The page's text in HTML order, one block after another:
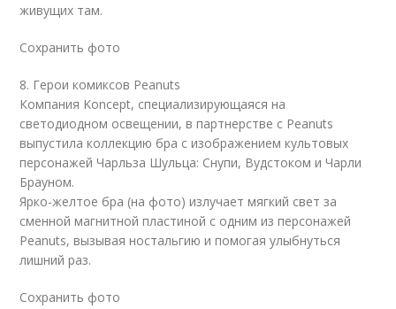
живущих там.
Сохранить фото
8. Герои комиксов Peanuts
Компания Koncept, специализирующаяся на
светодиодном освещении, в партнерстве с Peanuts
выпустила коллекцию бра с изображением культовых
персонажей Чарльза Шульца: Снупи, Вудстоком и Чарли
Брауном.
Ярко-желтое бра (на фото) излучает мягкий свет за
сменной магнитной пластиной с одним из персонажей
Peanuts, вызывая ностальгию и помогая улыбнуться
лишний раз.
Сохранить фото